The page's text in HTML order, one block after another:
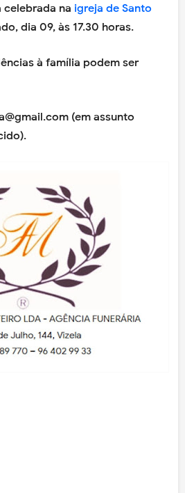
celebrada na igreja de Santo
dia 09, às 17.30 horas.
à família podem ser
(em assunto